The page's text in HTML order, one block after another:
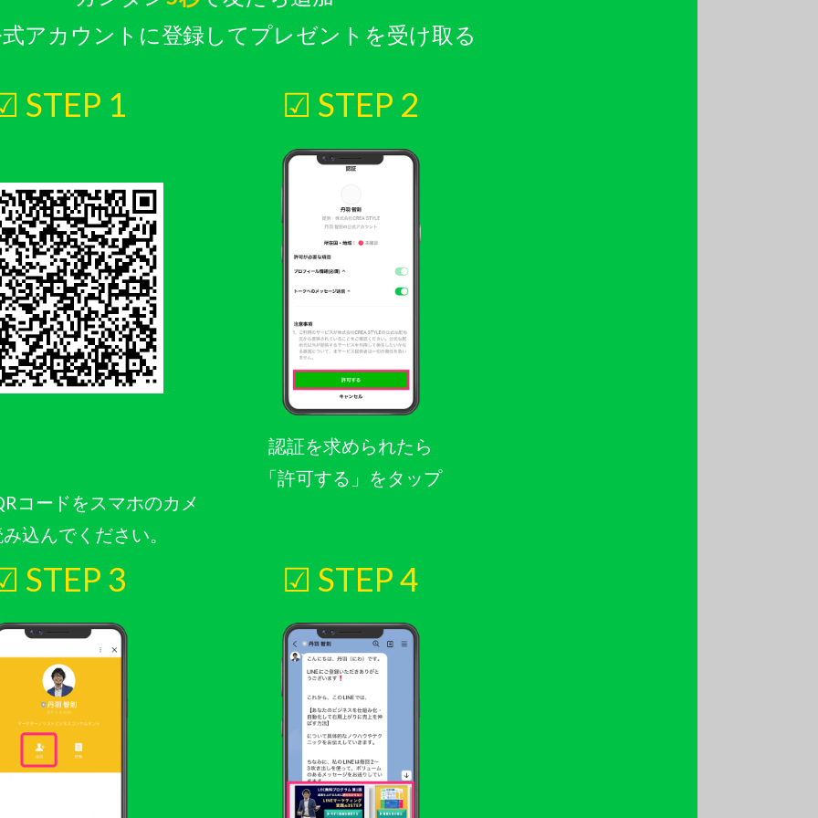
アカウントに登録してプレゼントを受け取る
STEP 1
コードをスマホのカメ
込んでください。
☑ STEP 2
認証を求められたら
「許可する」をタップ
STEP 3 ☑ STEP 4